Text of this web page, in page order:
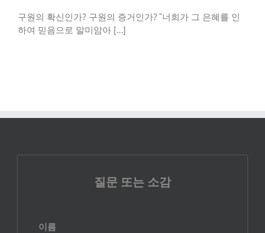
구원의 확신인가? 구원의 증거인가? “너희가 그 은혜를 인
하여 믿음으로 말미암아 [...]
질문 또는 소감
이름